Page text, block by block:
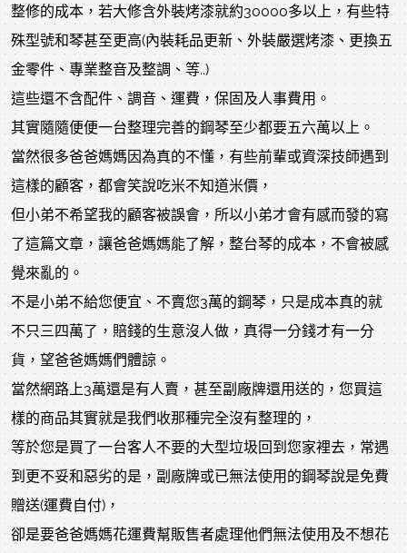
整修的成本，若大修含外裝烤漆就約30000多以上，有些特
殊型號和琴甚至更高(內裝耗品更新、外裝嚴選烤漆、 更換五
金零件、 專業整音及整調、等..)
這些還不含配件、調音、運費，保固及人事費用。
其實隨隨便便一台整理完善的鋼琴至少都要五六萬以上。
當然很多爸爸媽媽因為真的不懂，有些前輩或資深技師遇到
這樣的顧客，都會笑說吃米不知道米價，
但小弟不希望我的顧客被誤會，所以小弟才會有感而發的寫
了這篇文章，讓爸爸媽媽能了解，整台琴的成本，不會被感
覺來亂的。
不是小弟不給您便宜、不賣您3萬的鋼琴，只是成本真的就
不只三四萬了，賠錢的生意沒人做，真得一分錢才有一分
貨，望爸爸媽媽們體諒。
當然網路上3萬還是有人賣，甚至副廠牌還用送的，您買這
樣的商品其實就是我們收那種完全沒有整理的，
等於您是買了一台客人不要的大型垃圾回到您家裡去，常遇
到更不妥和惡劣的是，副廠牌或已無法使用的鋼琴說是免費
贈送(運費自付)，
卻是要爸爸媽媽花運費幫販售者處理他們無法使用及不想花